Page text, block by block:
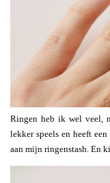
Ringen heb ik wel veel,
lekker speels en heeft
aan mijn ringenstash. En